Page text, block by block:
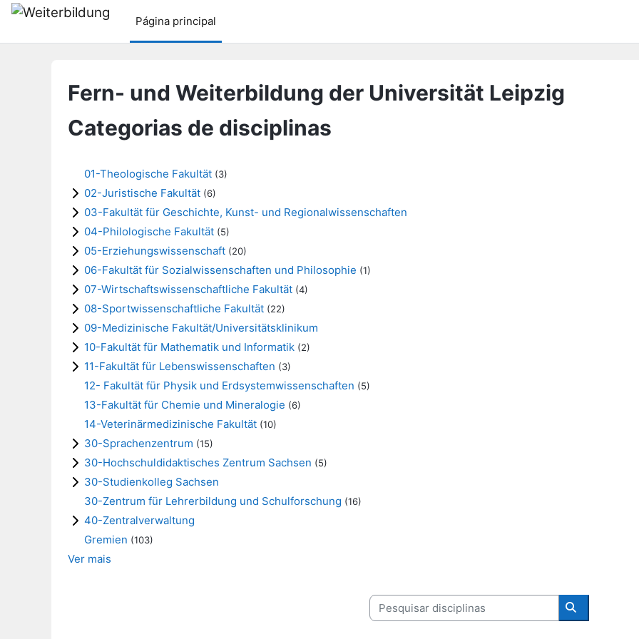
Ir para o conteúdo principal
Página principal
Fern- und Weiterbildung der Universität Leipzig
Categorias de disciplinas
01-Theologische Fakultät (3)
02-Juristische Fakultät (6)
03-Fakultät für Geschichte, Kunst- und Regionalwissenschaften
04-Philologische Fakultät (5)
05-Erziehungswissenschaft (20)
06-Fakultät für Sozialwissenschaften und Philosophie (1)
07-Wirtschaftswissenschaftliche Fakultät (4)
08-Sportwissenschaftliche Fakultät (22)
09-Medizinische Fakultät/Universitätsklinikum
10-Fakultät für Mathematik und Informatik (2)
11-Fakultät für Lebenswissenschaften (3)
12- Fakultät für Physik und Erdsystemwissenschaften (5)
13-Fakultät für Chemie und Mineralogie (6)
14-Veterinärmedizinische Fakultät (10)
30-Sprachenzentrum (15)
30-Hochschuldidaktisches Zentrum Sachsen (5)
30-Studienkolleg Sachsen
30-Zentrum für Lehrerbildung und Schulforschung (16)
40-Zentralverwaltung
Gremien (103)
Ver mais
Pesquisar disciplinas
Pesquisar